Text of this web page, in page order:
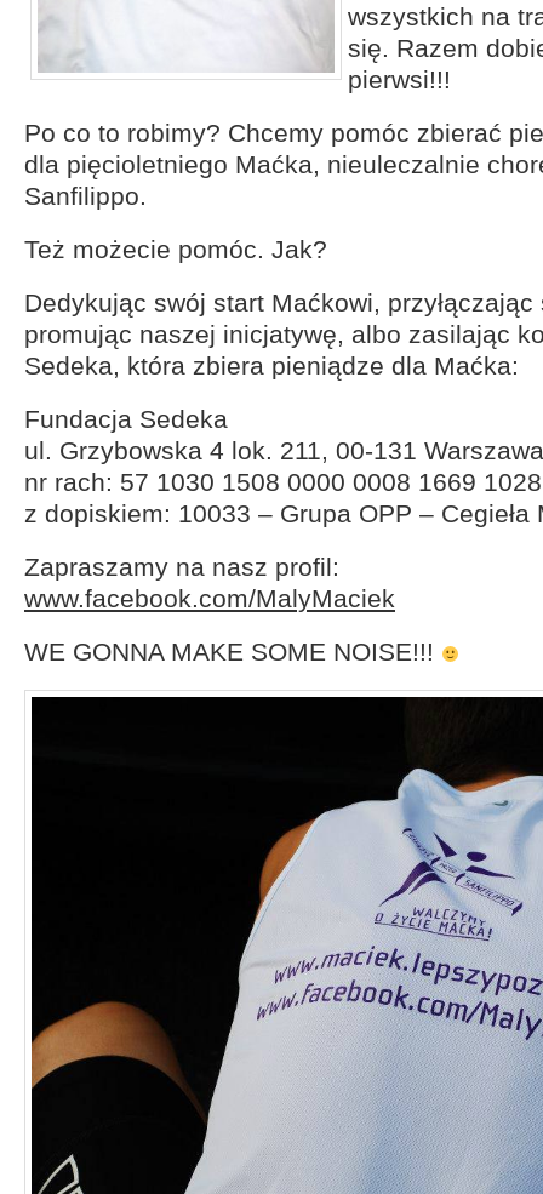
wszystkich na
się. Razem
pierwsi!!!
Po co to robimy? Chcemy pomóc zbierać
dla pięcioletniego Maćka, nieuleczalnie
Sanfilippo.
Też możecie pomóc. Jak?
Dedykując swój start Maćkowi,
promując naszej inicjatywę, albo zasilając
Sedeka, która zbiera pieniądze dla Maćka:
Fundacja Sedeka
ul. Grzybowska 4 lok. 211, 00-131 Warszawa
nr rach: 57 1030 1508 0000 0008 1669 1028
z dopiskiem: 10033 – Grupa OPP – Cegieła
Zapraszamy na nasz profil:
www.facebook.com/MalyMaciek
WE GONNA MAKE SOME NOISE!!!